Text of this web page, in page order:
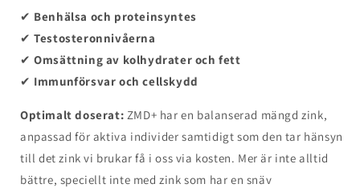
✔ Benhälsa och proteinsyntes
✔Testosteronnivåerna
✔Omsättning av kolhydrater och fett
✔ Immunförsvar och cellskydd
Optimalt doserat: ZMD+ har en balanserad mängd zink,
anpassad för aktiva individer samtidigt som den tar hänsyn
till det zink vi brukar få i oss via kosten. Mer är inte alltid
bättre, speciellt inte med zink som har en snäv